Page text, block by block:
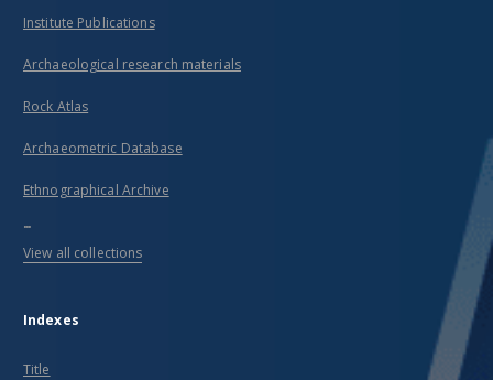
Institute Publications
Archaeological research materials
Rock Atlas
Archaeometric Database
Ethnographical Archive
...
View all collections
Indexes
Title